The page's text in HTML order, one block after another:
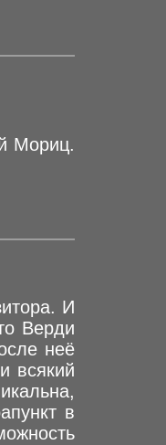
Мориц.
И
Верди
неё
всякий
в